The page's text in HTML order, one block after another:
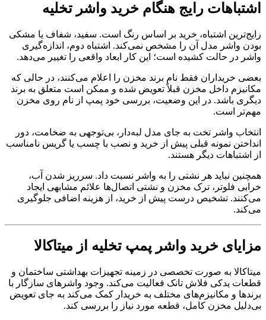
اشتباهات رایج هنگام خرید واشر تخلیه
رایج‌ترین اشتباه، خرید بر اساس رنگ است. سفید، شفاف یا مشکی
بودن واشر مدل آن را مشخص نمی‌کند. اشتباه دوم، اندازه‌گیری
واشر در حالت کشیده است؛ این کار ابعاد واقعی را تغییر می‌دهد.
بعضی خریداران فقط نام برند مخزن را اعلام می‌کنند، در حالی که
مکانیزم داخل مخزن قبلاً تعویض شده و ممکن است متعلق به برند
دیگری باشد. در این وضعیت، بررسی خود پمپ از نام روی مخزن
مهم‌تر است.
انتخاب واشر تخت به جای مدل لبه‌دار، بی‌توجهی به ضخامت، دور
انداختن نمونه قبلی پیش از خرید و نصب با چسب یا گریس نامناسب
از اشتباهات دیگر هستند.
همچنین نباید هر نشتی را به واشر نسبت داد. سرریز شدن آب،
خرابی فلوتر، ترک مخزن و نشتی اتصال‌ها علائم مشابهی ایجاد
می‌کنند. تشخیص درست پیش از خرید، از هزینه اضافی جلوگیری
می‌کند.
مزایای خرید واشر پمپ تخلیه از میتاکالا
میتاکالا به صورت تخصصی در زمینه تجهیزات بهداشتی ساختمان و
قطعات یدکی فلاش تانک فعالیت می‌کند. وجود واشرهای سازگار با
برندها و مکانیزم‌های مختلف به خریدار کمک می‌کند به جای تعویض
بی‌دلیل مخزن کامل، قطعه مورد نیاز را بررسی کند.